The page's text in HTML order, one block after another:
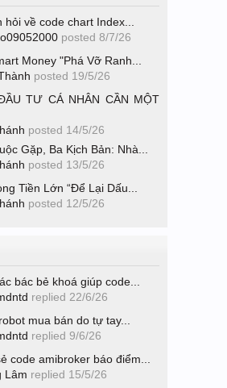
hỏi về code chart Index...
posted 8/7/26
Money "Phá Vỡ Ranh...
posted 19/5/26
TƯ CÁ NHÂN CẦN MỘT
posted 14/5/26
Gặp, Ba Kịch Bản: Nhà...
posted 13/5/26
Tiền Lớn “Để Lại Dấu...
posted 12/5/26
bác bẻ khoá giúp code...
replied 22/6/26
mua bán do tự tay...
replied 9/6/26
code amibroker báo điểm...
Lâm replied 15/5/26